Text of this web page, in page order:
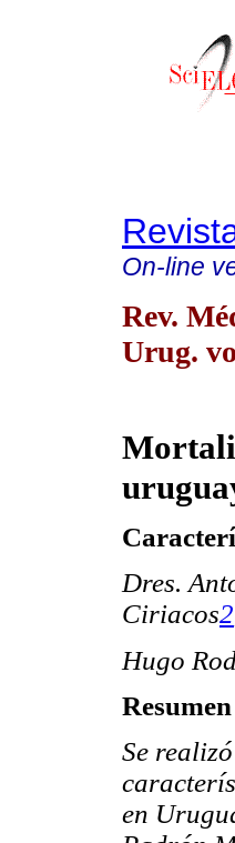
On-line
Rev.
Urug.
Dres.
Ciriacos2
Hugo
Resumen
Se
en